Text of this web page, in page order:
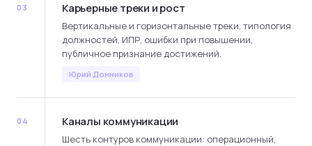
03 Карьерные треки и рост
Вертикальные и горизонтальные треки, типология
должностей, ИПР, ошибки при повышении,
публичное признание достижений.
Юрий Донников
04 Каналы коммуникации
Шесть контуров коммуникации: операционный,